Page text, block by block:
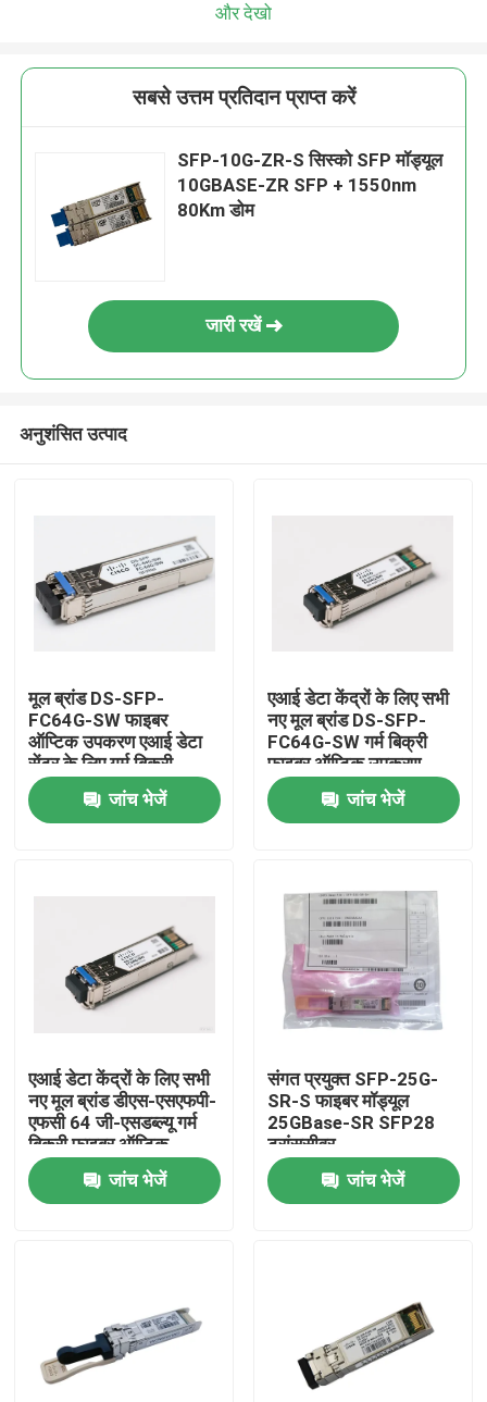
घर
कारखाना भ्रमण
संपर्क करें
समाचार
400G/800G ऑप्टिकल मॉड्यूल
100G QSFP28 मॉड्यूल
और देखो
सबसे उत्तम प्रतिदान प्राप्त करें
SFP-10G-ZR-S सिस्को SFP मॉड्यूल
10GBASE-ZR SFP + 1550nm
80Km डोम
जारी रखें
अनुशंसित उत्पाद
मूल ब्रांड DS-SFP-
FC64G-SW फाइबर
ऑप्टिक उपकरण एआई डेटा
सेंटर के लिए गर्म बिक्री
जांच भेजें
एआई डेटा केंद्रों के लिए सभी
नए मूल ब्रांड DS-SFP-
FC64G-SW गर्म बिक्री
फाइबर ऑप्टिक उपकरण
जांच भेजें
एआई डेटा केंद्रों के लिए सभी
नए मूल ब्रांड डीएस-एसएफपी-
एफसी 64 जी-एसडब्ल्यू गर्म
बिक्री फाइबर ऑप्टिक
उपकरण
जांच भेजें
संगत प्रयुक्त SFP-25G-
SR-S फाइबर मॉड्यूल
25GBase-SR SFP28
ट्रांससीवर
जांच भेजें